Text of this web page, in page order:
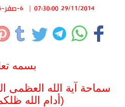
29/11/2014 07:30:00
| 6-صفر-1436
بسمه
سماحة آية الله العظمى
(أدام الله